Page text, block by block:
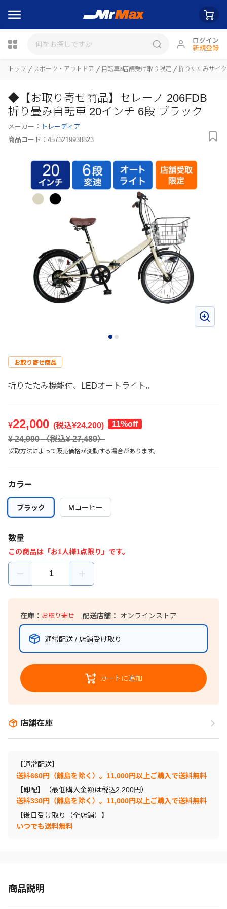
ログイン
新規登録
瓶詰
トップ スポーツ・アウトドア 自転車※店舗受け取り限定 折りたたみサイ
◆【お取り寄せ商品】セレーノ 206FDB
折り畳み自転車 20インチ 6段 ブラック
メーカー：
トレーディア
商品コード： 4573219938823
お取り寄せ商品
折りたたみ機能付、LEDオートライト。
¥22,000 (税込¥24,200) 11%off
¥ 24,990（税込¥27,489）
受取方法によって販売価格が変動する場合があります。
カラー
ブラック
ブラック Mコーヒー
Mコーヒー
数量
この商品は「お1人様1点限り」です。
在庫： お取り寄せ 配送店舗： オンラインストア
通常配送 / 店舗受け取り
カートに追加
店舗在庫
【通常配送】
送料660円（離島を除く）。11,000円以上ご購入で送料無料
【即配】（最低購入金額は税込2,200円）
送料330円（離島を除く）。11,000円以上ご購入で送料無料
【後日受け取り（全店舗）】
いつでも送料無料
商品説明